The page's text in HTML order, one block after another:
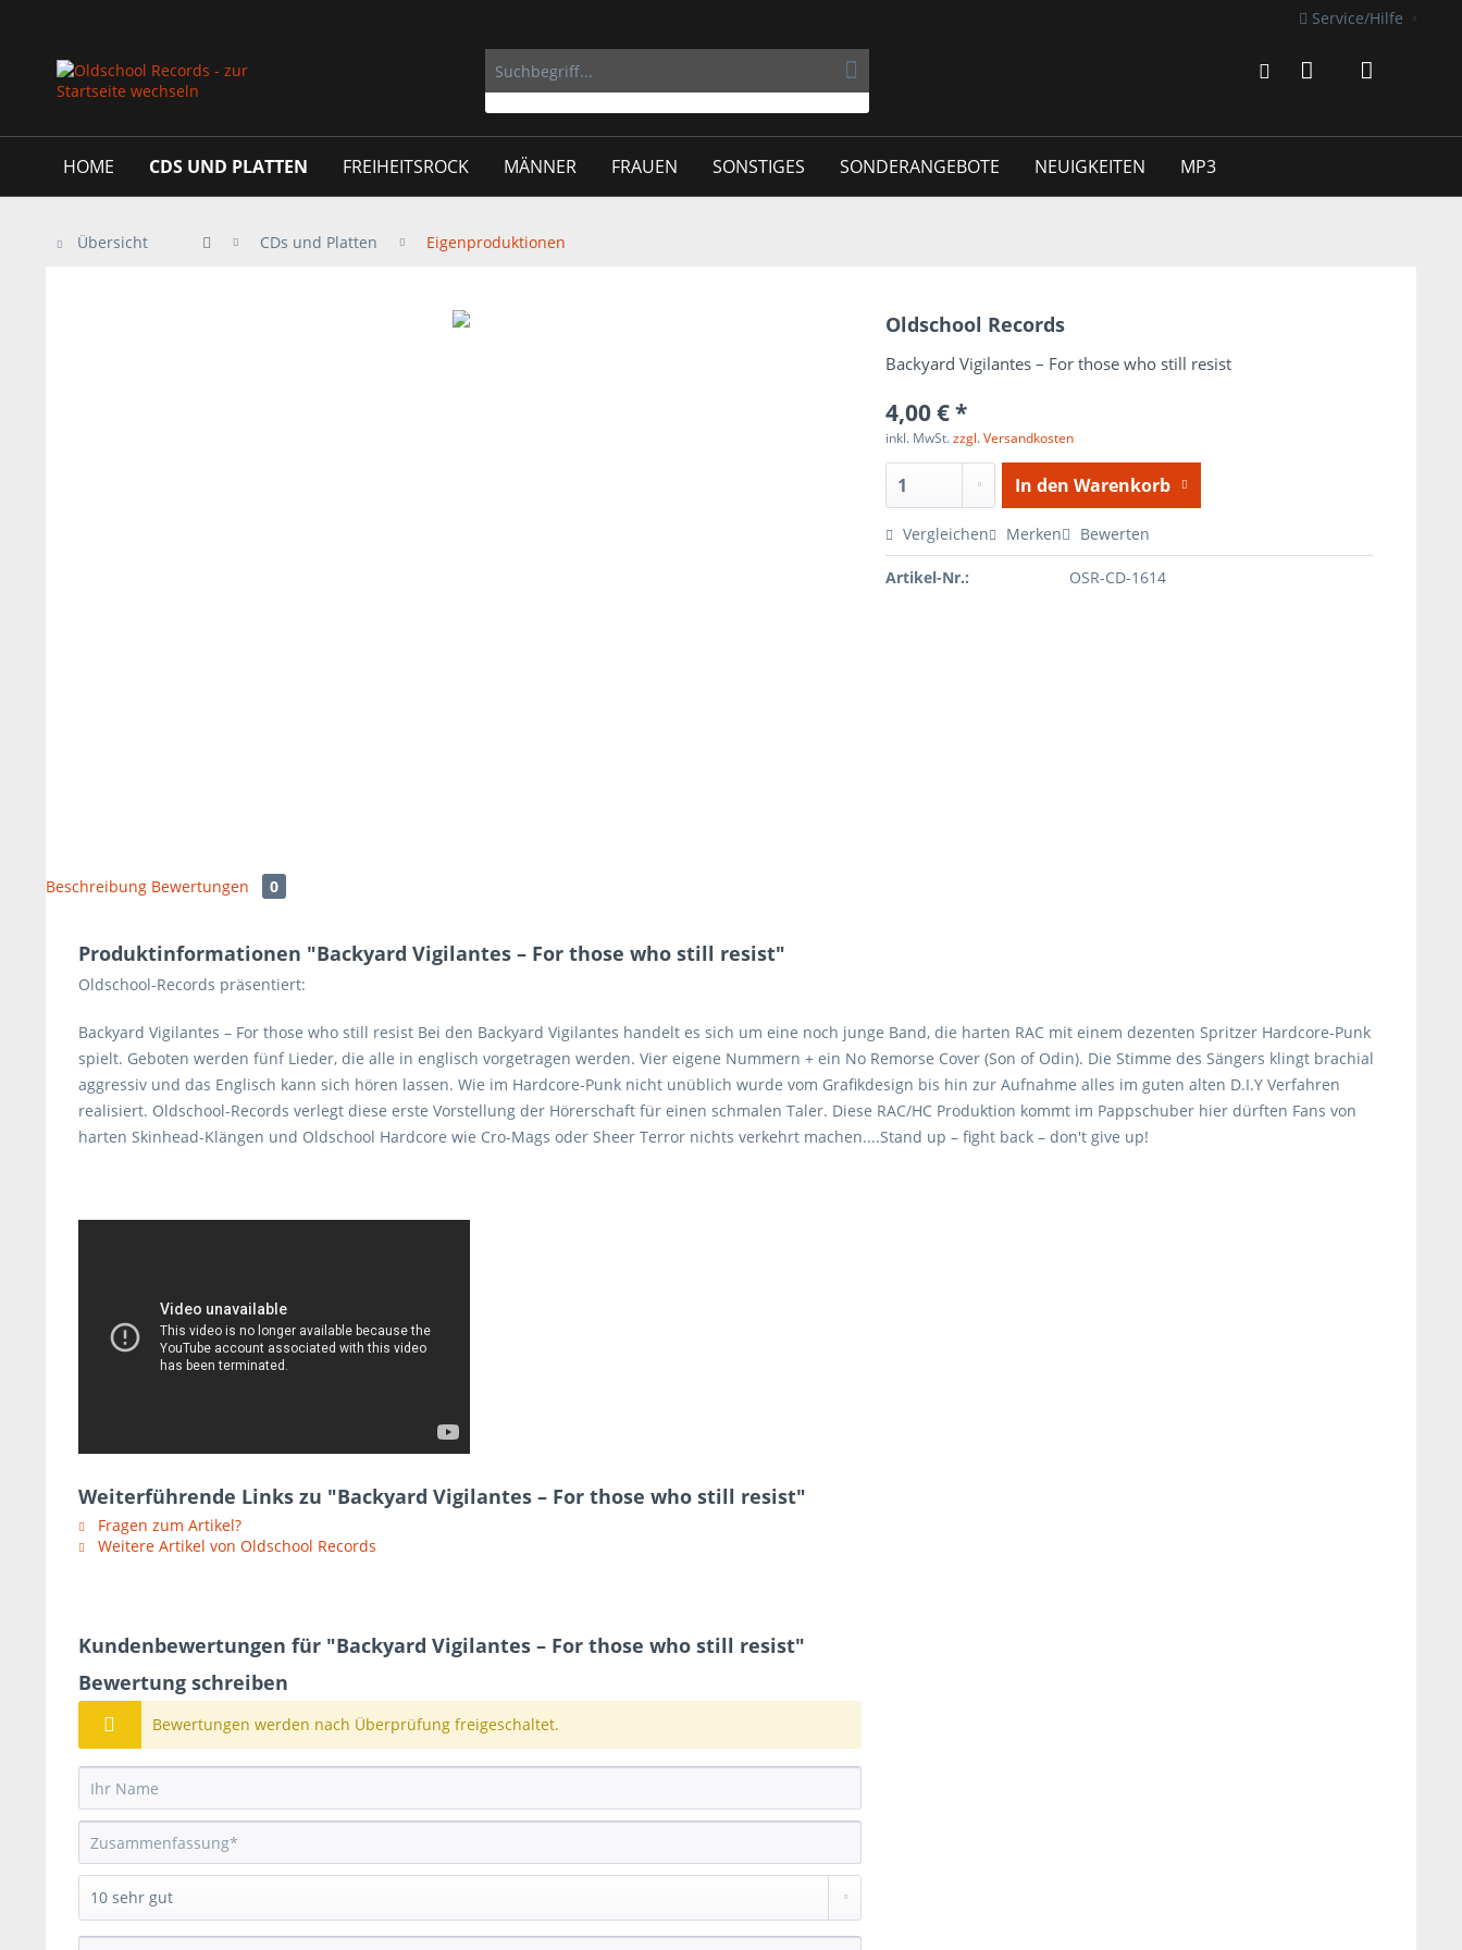
Service/Hilfe
HOME CDS UND PLATTEN FREIHEITSROCK MÄNNER FRAUEN SONSTIGES SONDERANGEBOTE NEUIGKEITEN MP3
Übersicht CDs und Platten Eigenproduktionen
Oldschool Records
Backyard Vigilantes – For those who still resist
4,00 € *
inkl. MwSt.zzgl. Versandkosten
In den Warenkorb
Vergleichen Merken Bewerten
Artikel-Nr.: OSR-CD-1614
Beschreibung Bewertungen 0
Produktinformationen "Backyard Vigilantes – For those who still resist"
Oldschool-Records präsentiert:
Backyard Vigilantes – For those who still resist Bei den Backyard Vigilantes handelt es sich um eine noch junge Band, die harten RAC mit einem dezenten Spritzer Hardcore-Punk
spielt. Geboten werden fünf Lieder, die alle in englisch vorgetragen werden. Vier eigene Nummern + ein No Remorse Cover (Son of Odin). Die Stimme des Sängers klingt brachial
aggressiv und das Englisch kann sich hören lassen. Wie im Hardcore-Punk nicht unüblich wurde vom Grafikdesign bis hin zur Aufnahme alles im guten alten D.I.Y Verfahren
realisiert. Oldschool-Records verlegt diese erste Vorstellung der Hörerschaft für einen schmalen Taler. Diese RAC/HC Produktion kommt im Pappschuber hier dürften Fans von
harten Skinhead-Klängen und Oldschool Hardcore wie Cro-Mags oder Sheer Terror nichts verkehrt machen....Stand up – fight back – don't give up!
Weiterführende Links zu "Backyard Vigilantes – For those who still resist"
Fragen zum Artikel?
Weitere Artikel von Oldschool Records
Kundenbewertungen für "Backyard Vigilantes – For those who still resist"
Bewertung schreiben
Bewertungen werden nach Überprüfung freigeschaltet.